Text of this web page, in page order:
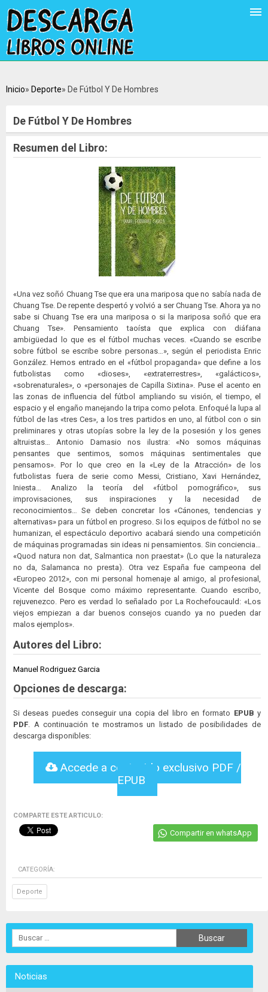
Inicio Deporte De Fútbol Y De Hombres
De Fútbol Y De Hombres
Resumen del Libro:
«Una vez soñó Chuang Tse que era una mariposa que no sabía nada de
Chuang Tse. De repente despertó y volvió a ser Chuang Tse. Ahora ya no
sabe si Chuang Tse era una mariposa o si la mariposa soñó que era
Chuang Tse». Pensamiento taoísta que explica con diáfana
ambigüedad lo que es el fútbol muchas veces. «Cuando se escribe
sobre fútbol se escribe sobre personas…», según el periodista Enric
González. Hemos entrado en el «fútbol propaganda» que define a los
futbolistas como «dioses», «extraterrestres», «galácticos»,
«sobrenaturales», o «personajes de Capilla Sixtina». Puse el acento en
las zonas de influencia del fútbol ampliando su visión, el tiempo, el
espacio y el engaño manejando la tripa como pelota. Enfoqué la lupa al
fútbol de las «tres Ces», a los tres partidos en uno, al fútbol con o sin
preliminares y otras utopías sobre la ley de la posesión y los genes
altruistas… Antonio Damasio nos ilustra: «No somos máquinas
pensantes que sentimos, somos máquinas sentimentales que
pensamos». Por lo que creo en la «Ley de la Atracción» de los
futbolistas fuera de serie como Messi, Cristiano, Xavi Hernández,
Iniesta… Analizo la teoría del «fútbol pornográfico», sus
improvisaciones, sus inspiraciones y la necesidad de
reconocimientos… Se deben concretar los «Cánones, tendencias y
alternativas» para un fútbol en progreso. Si los equipos de fútbol no se
humanizan, el espectáculo deportivo acabará siendo una competición
de máquinas programadas sin ideas ni pensamientos. Sin conciencia…
«Quod natura non dat, Salmantica non praestat» (Lo que la naturaleza
no da, Salamanca no presta). Otra vez España fue campeona del
«Europeo 2012», con mi personal homenaje al amigo, al profesional,
Vicente del Bosque como máximo representante. Cuando escribo,
rejuvenezco. Pero es verdad lo señalado por La Rochefoucauld: «Los
viejos empiezan a dar buenos consejos cuando ya no pueden dar
malos ejemplos».
Autores del Libro:
Manuel Rodriguez Garcia
Opciones de descarga:
Si deseas puedes conseguir una copia del libro en formato EPUB y
PDF . A continuación te mostramos un listado de posibilidades de
descarga disponibles:
Accede a contenido exclusivo PDF /
EPUB
COMPARTE ESTE ARTICULO:
Compartir en whatsApp
CATEGORÍA:
Deporte
Noticias